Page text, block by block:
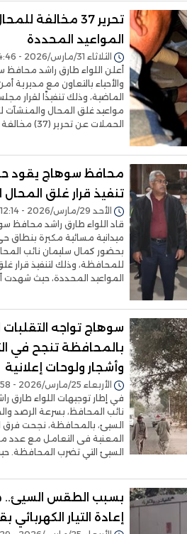
تحرير 37 مخالفة
المواعيد المحددة
الثلاثاء 31/مارس/2026 - 04:46 م
أعلن اللواء طارق راشد محافظ
مواعيد غلق المحال والمنشآت
الحملات عن تحرير (37) مخالفة
محافظ سوهاج يقود
تنفيذ قرار غلق المحال
الأحد 29/مارس/2026 - 12:14 ص
قاد اللواء طارق راشد محافظ
ميدانية مسائية مكبرة
بحضور كمال سليمان نائب
للمحافظة، وذلك لتنفيذ قرار
المواعيد المحددة، حيث شهدت
سوهاج تواجه التقلبات
بالمحافظة تنجح في
وأشجار ولوحات إعلانية
الأربعاء 25/مارس/2026 - 11:58 م
في إطار توجيهات اللواء
نائب المحافظ، بسرعة الرصد
السيئ، بالمحافظة، نجحت
المعنية فى التعامل مع عدد
السيئ التي تضرب
بسبب الطقس السيئ..
إعادة التيار